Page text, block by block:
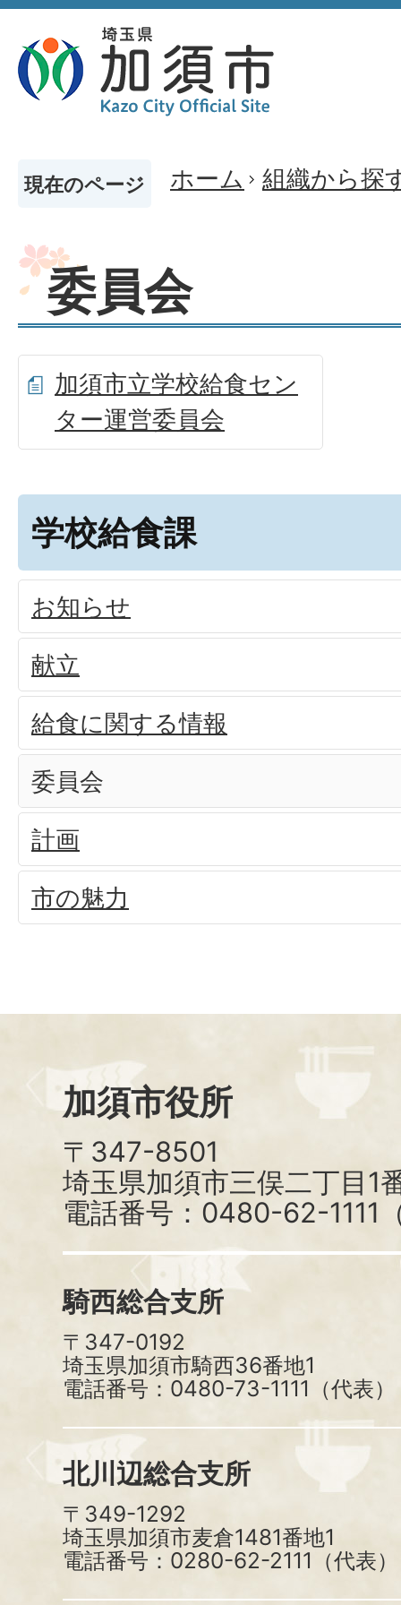
現在のページ ホーム 組織から探
委員会
加須市立学校給食セン
ター運営委員会
学校給食課
お知らせ
献立
給食に関する情報
委員会
計画
市の魅力
加須市役所
〒347-8501
埼玉県加須市三俣二丁目1
電話番号：0480-62-1111
騎西総合支所
〒347-0192
埼玉県加須市騎西36番地1
電話番号：0480-73-1111（代表）
北川辺総合支所
〒349-1292
埼玉県加須市麦倉1481番地1
電話番号：0280-62-2111（代表）